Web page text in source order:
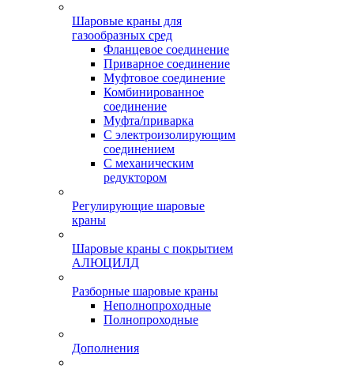
Шаровые краны для
газообразных сред
Фланцевое соединение
Приварное соединение
Муфтовое соединение
Комбинированное
соединение
Муфта/приварка
С электроизолирующим
соединением
С механическим
редуктором
Регулирующие шаровые
краны
Шаровые краны с покрытием
АЛЮЦИЛД
Разборные шаровые краны
Неполнопроходные
Полнопроходные
Дополнения